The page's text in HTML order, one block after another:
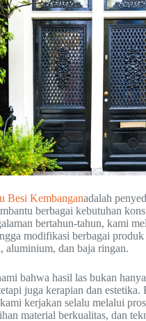
Besi Kembanganadalah
berbagai kebutuhan
bertahun-tahun, kami
modifikasi berbagai produk
aluminium, dan baja ringan.
bahwa hasil las bukan
juga kerapian dan estetika.
kerjakan selalu melalui
material berkualitas, dan